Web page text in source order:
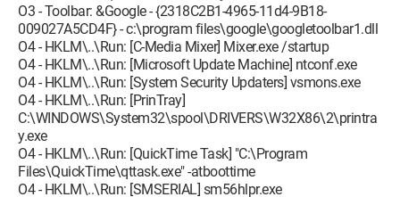
O3 - Toolbar: &Google - {2318C2B1-4965-11d4-9B18-
009027A5CD4F} - c:\program files\google\googletoolbar1.dll
O4 - HKLM\..\Run: [C-Media Mixer] Mixer.exe /startup
O4 - HKLM\..\Run: [Microsoft Update Machine] ntconf.exe
O4 - HKLM\..\Run: [System Security Updaters] vsmons.exe
O4 - HKLM\..\Run: [PrinTray]
C:\WINDOWS\System32\spool\DRIVERS\W32X86\2\printra
y.exe
O4 - HKLM\..\Run: [QuickTime Task] "C:\Program
Files\QuickTime\qttask.exe" -atboottime
O4 - HKLM\..\Run: [SMSERIAL] sm56hlpr.exe